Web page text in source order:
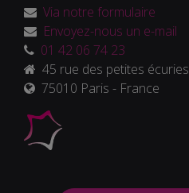
Via notre formulaire
Envoyez-nous un e-mail
01 42 06 74 23
45 rue des petites écuries
75010 Paris - France